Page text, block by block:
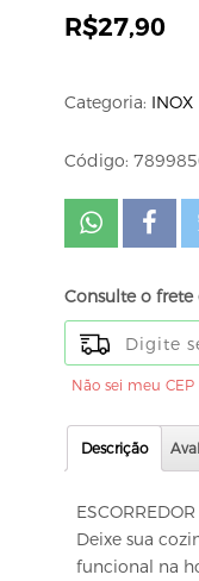
R$27,90
Categoria: INOX
Código:
Consulte o
Não sei meu CEP
Descrição
Deixe sua
funcional na